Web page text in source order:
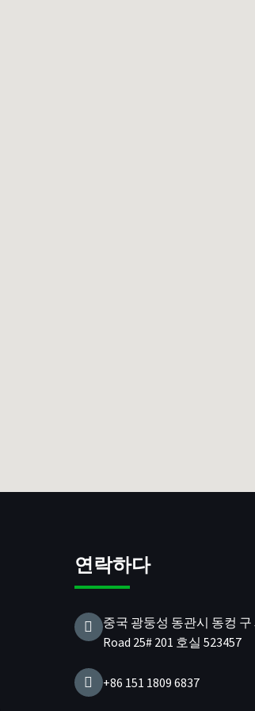
연락하다
중국 광둥성 동관시 동컹 구
Road 25# 201 호실 523457
+86 151 1809 6837